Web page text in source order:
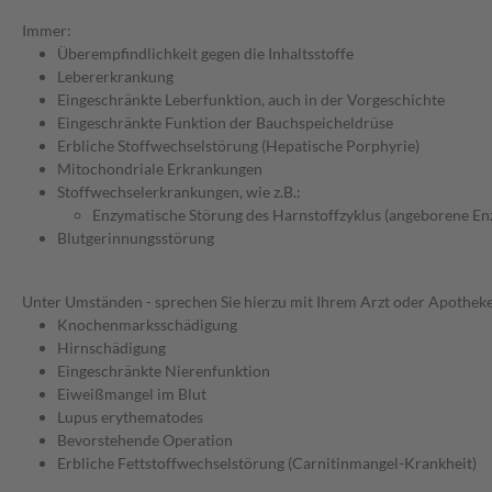
Immer:
Überempfindlichkeit gegen die Inhaltsstoffe
Lebererkrankung
Eingeschränkte Leberfunktion, auch in der Vorgeschichte
Eingeschränkte Funktion der Bauchspeicheldrüse
Erbliche Stoffwechselstörung (Hepatische Porphyrie)
Mitochondriale Erkrankungen
Stoffwechselerkrankungen, wie z.B.:
Enzymatische Störung des Harnstoffzyklus (angeborene
Blutgerinnungsstörung
Unter Umständen - sprechen Sie hierzu mit Ihrem Arzt oder
Knochenmarksschädigung
Hirnschädigung
Eingeschränkte Nierenfunktion
Eiweißmangel im Blut
Lupus erythematodes
Bevorstehende Operation
Erbliche Fettstoffwechselstörung (Carnitinmangel-Krankheit)